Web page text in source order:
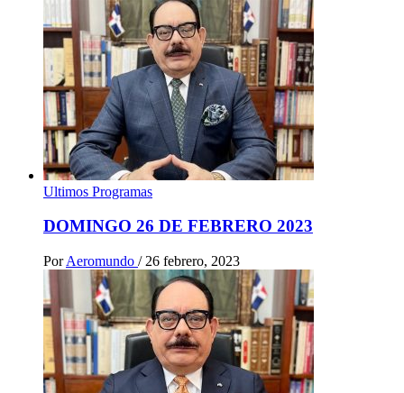
Ultimos Programas
DOMINGO 26 DE FEBRERO 2023
Por Aeromundo / 26 febrero, 2023